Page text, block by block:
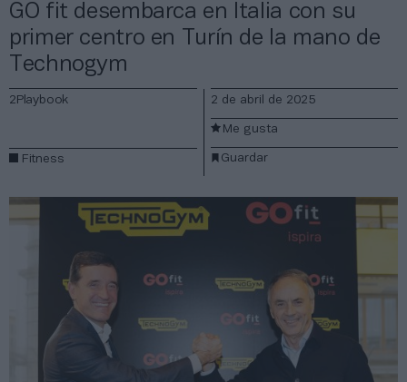
GO fit desembarca en Italia con su
primer centro en Turín de la mano de
Technogym
2Playbook
Fitness
2 de abril de 2025
Guardar
Me gusta